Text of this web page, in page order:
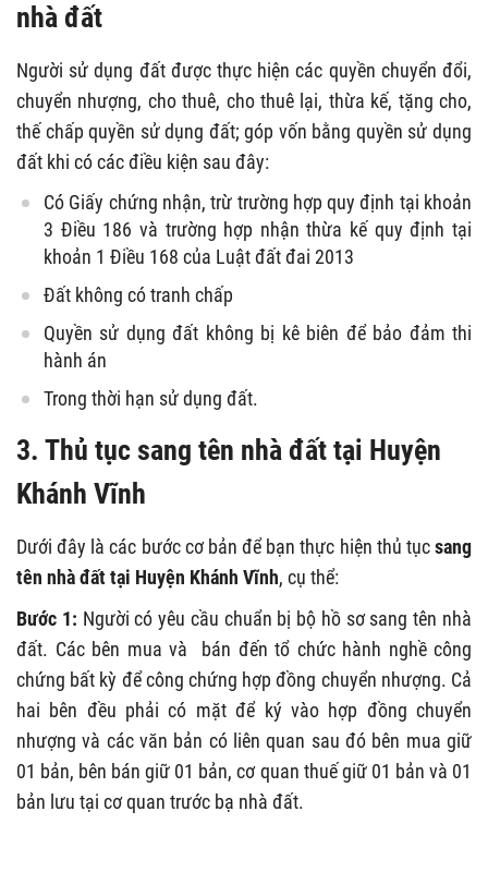
nhà đất
Người sử dụng đất được thực hiện các quyền chuyển đổi,
chuyển nhượng, cho thuê, cho thuê lại, thừa kế, tặng cho,
thế chấp quyền sử dụng đất; góp vốn bằng quyền sử dụng
đất khi có các điều kiện sau đây:
Có Giấy chứng nhận, trừ trường hợp quy định tại khoản
3 Điều 186 và trường hợp nhận thừa kế quy định tại
khoản 1 Điều 168 của Luật đất đai 2013
Đất không có tranh chấp
Quyền sử dụng đất không bị kê biên để bảo đảm thi
hành án
Trong thời hạn sử dụng đất.
3. Thủ tục sang tên nhà đất tại Huyện
Khánh Vĩnh
Dưới đây là các bước cơ bản để bạn thực hiện thủ tụcsang
tên nhà đất tại Huyện Khánh Vĩnh, cụ thể:
Bước 1: Người có yêu cầu chuẩn bị bộ hồ sơ sang tên nhà
đất. Các bên mua và bán đến tổ chức hành nghề công
chứng bất kỳ để công chứng hợp đồng chuyển nhượng. Cả
hai bên đều phải có mặt để ký vào hợp đồng chuyển
nhượng và các văn bản có liên quan sau đó bên mua giữ
01 bản, bên bán giữ 01 bản, cơ quan thuế giữ 01 bản và 01
bản lưu tại cơ quan trước bạ nhà đất.